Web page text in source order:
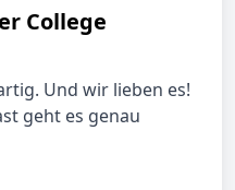
College
Und wir lieben es!
geht es genau